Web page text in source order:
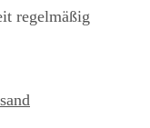
regelmäßig